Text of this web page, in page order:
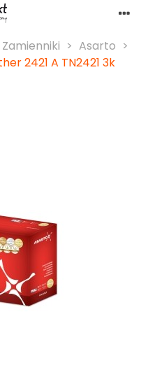
Zamienniki > Asarto >
2421 A TN2421 3k